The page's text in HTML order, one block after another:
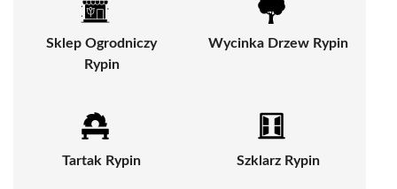
Sklep Ogrodniczy
Rypin
Wycinka Drzew Rypin
Tartak Rypin Szklarz Rypin